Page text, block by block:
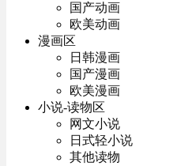
国产动画
欧美动画
漫画区
日韩漫画
国产漫画
欧美漫画
小说-读物区
网文小说
日式轻小说
其他读物